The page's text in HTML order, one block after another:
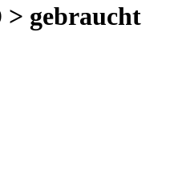
gebraucht